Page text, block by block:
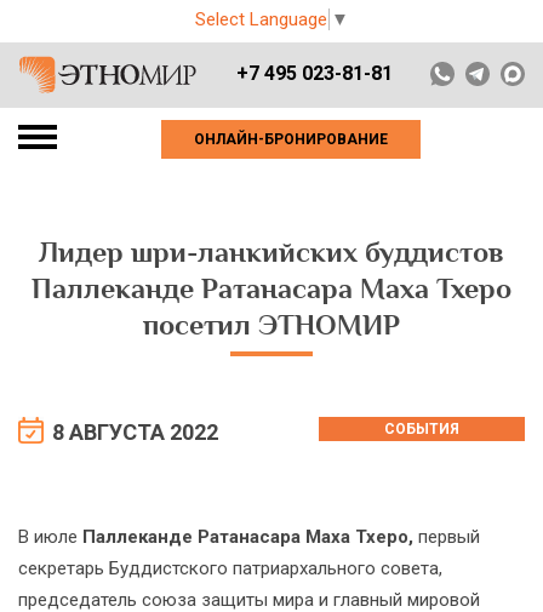
Select Language ▼
+7 495 023-81-81
ОНЛАЙН-БРОНИРОВАНИЕ
Лидер шри-ланкийских буддистов
Паллеканде Ратанасара Маха Тхеро
посетил ЭТНОМИР
8 АВГУСТА 2022 СОБЫТИЯ
В июле Паллеканде Ратанасара Маха Тхеро, первый
секретарь Буддистского патриархального совета,
председатель союза защиты мира и главный мировой